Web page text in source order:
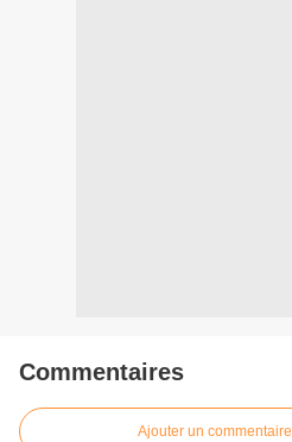
Commentaires
Ajouter un commentaire